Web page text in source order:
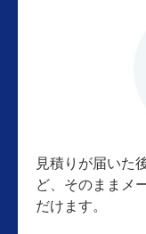
見積りが届いた
ど、そのままメ
だけます。